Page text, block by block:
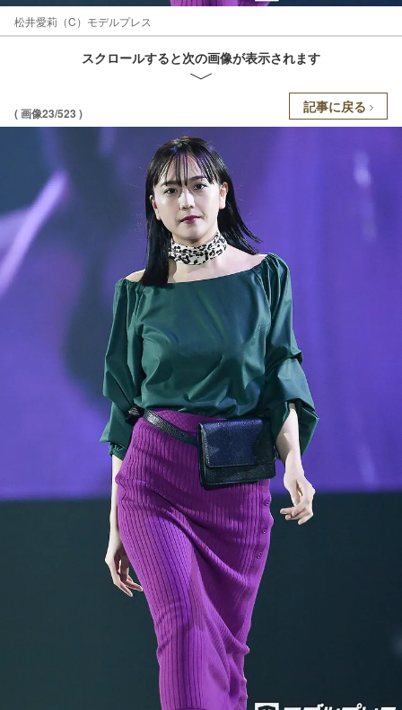
松井愛莉（C）モデルプレス
スクロールすると次の画像が表示されます
( 画像23/523 ) 記事に戻る